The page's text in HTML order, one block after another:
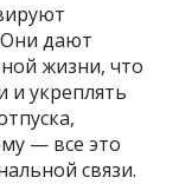
Они дают
жизни, что
и укреплять
— все это
связи.